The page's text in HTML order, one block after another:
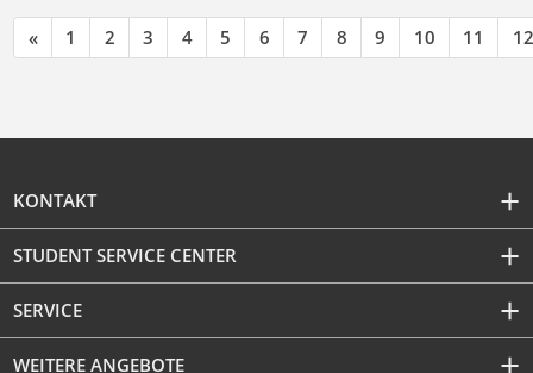
« 1 2 3 4 5 6 7 8 9 10 11 12
KONTAKT
STUDENT SERVICE CENTER
SERVICE
WEITERE ANGEBOTE